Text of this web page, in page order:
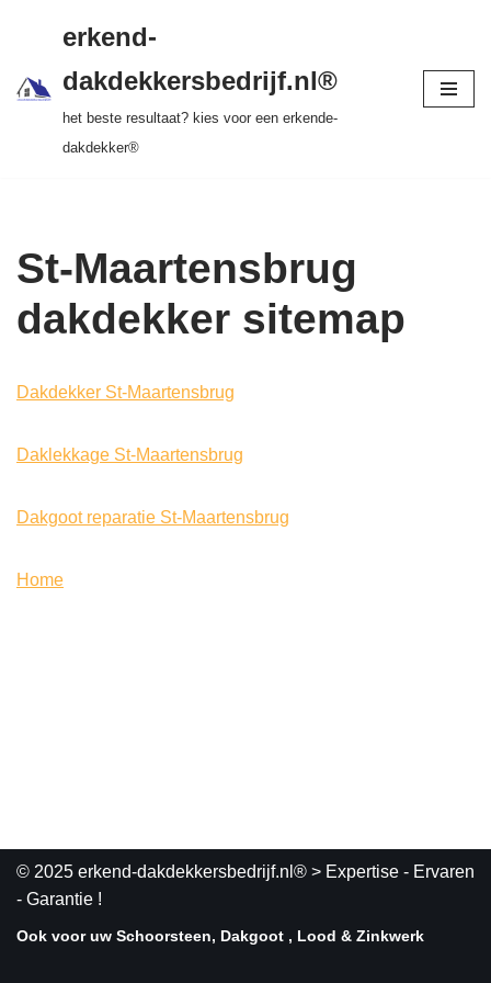
naar
inhoud
tot 20 jr garantie > SKEV erkend
erkend-
dakdekkersbedrijf.nl®
het beste resultaat? kies voor een erkende-
dakdekker®
St-Maartensbrug
dakdekker sitemap
Dakdekker St-Maartensbrug
Daklekkage St-Maartensbrug
Dakgoot reparatie St-Maartensbrug
Home
© 2025 erkend-dakdekkersbedrijf.nl® > Expertise - Ervaren
- Garantie !
Ook voor uw Schoorsteen, Dakgoot , Lood & Zinkwerk